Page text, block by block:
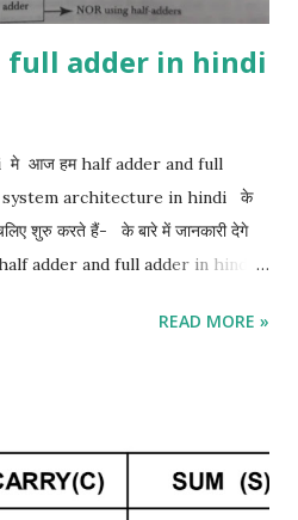
full adder in hindi
आज हम half adder and full
architecture in hindi के
चलिए शुरु करते हैं- के बारे में जानकारी देगे
half adder and full adder in hindi:-
digital arithmetic circuit 2
1 + 1 का योग बाइनरी 10 है, जिसमें दो अंक
READ MORE »